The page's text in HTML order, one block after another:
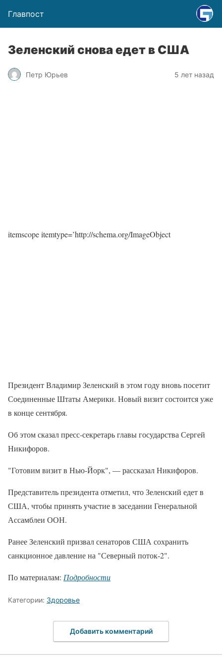
Главпост
Зеленский снова едет в США
Петр Юрьев 5 лет назад
itemscope itemtype=’http://schema.org/ImageObject
Президент Владимир Зеленский в этом году вновь посетит
Соединенные Штаты Америки. Новый визит состоится уже
в конце сентября.
Об этом сказал пресс-секретарь главы государства Сергей
Никифоров.
"Готовим визит в Нью-Йорк", — рассказал Никифоров.
Представитель президента отметил, что Зеленский едет в
США, чтобы принять участие в заседании Генеральной
Ассамблеи ООН.
Ранее Зеленский призвал сенаторов США сохранить
санкционное давление на "Северный поток-2".
По материалам: Подробности
Категории: Здоровье
Добавить комментарий